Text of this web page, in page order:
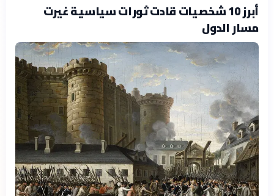
أبرز 10 شخصيات قادت ثورات سياسية غيرت
مسار الدول